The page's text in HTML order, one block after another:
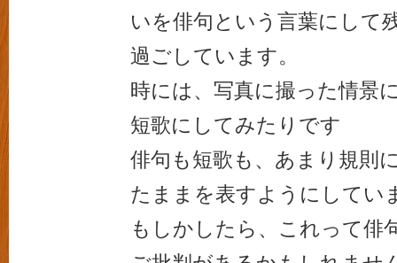
いを俳句という言葉にして
過ごしています。
時には、写真に撮った情景
短歌にしてみたりです
俳句も短歌も、あまり規則
たままを表すようにしてい
もしかしたら、これって俳